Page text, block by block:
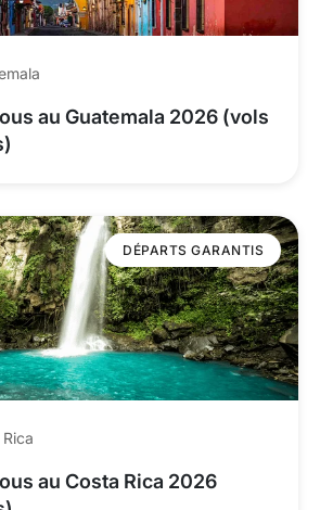
au Guatemala 2026 (vols
DÉPARTS GARANTIS
au Costa Rica 2026